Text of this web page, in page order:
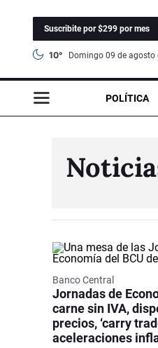
Suscribite por $299 por mes
10° domingo 09 de agosto
POLÍTICA
Banco Central
Jornadas de
carne sin IVA,
precios, ‘carry
aceleraciones